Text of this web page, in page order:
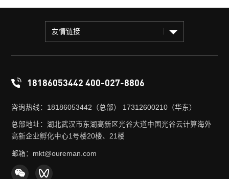
友情链接
18186053442 400-027-8806
咨询热线：18186053442（总部） 17312600210（华东）
总部地址：湖北武汉市东湖高新区光谷大道中国光谷云计算海外
高新企业孵化中心1号楼20楼、21楼
邮箱：mkt@oureman.com